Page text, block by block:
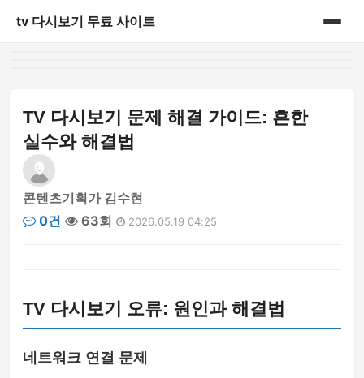
tv 다시보기 무료 사이트
안구정화
일상
정보
TV 다시보기 문제 해결 가이드: 흔한
실수와 해결법
콘텐츠기획가 김수현
0건
63회 2026.05.19 04:25
TV 다시보기 오류: 원인과 해결법
네트워크 연결 문제